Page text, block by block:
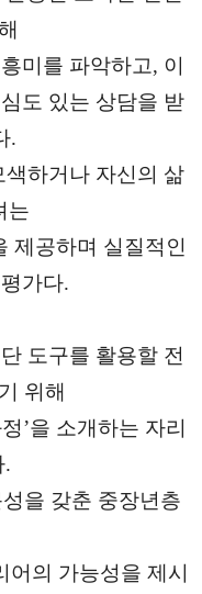
미를 파악하고, 이
도 있는 상담을 받
.
하거나 자신의 삶
는
제공하며 실질적인
가다.
도구를 활용할 전
위해
’을 소개하는 자리
.
을 갖춘 중장년층
의 가능성을 제시